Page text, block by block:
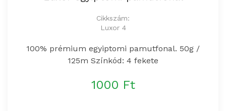
Cikkszám:
Luxor 4
100% prémium egyiptomi pamutfonal. 50g /
125m Színkód: 4 fekete
1000 Ft